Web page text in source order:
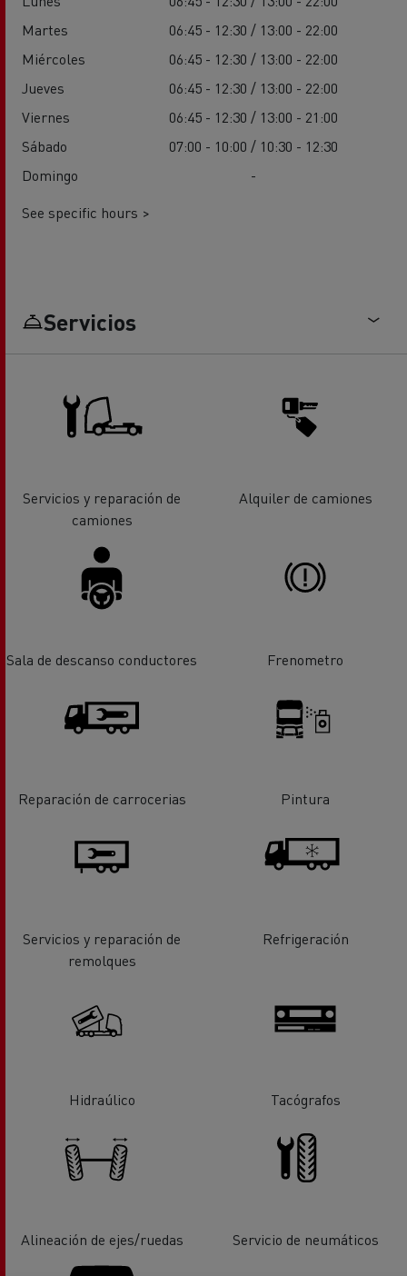
Martes
06:45 - 12:30 / 13:00 - 22:00
Miércoles
06:45 - 12:30 / 13:00 - 22:00
Jueves
06:45 - 12:30 / 13:00 - 22:00
Viernes
06:45 - 12:30 / 13:00 - 21:00
Sábado
07:00 - 10:00 / 10:30 - 12:30
Domingo
-
See specific hours >
Servicios
Servicios y reparación de
camiones
Alquiler de camiones
Sala de descanso conductores Frenometro
Reparación de carrocerias Pintura
Servicios y reparación de
remolques
Refrigeración
Hidraúlico Tacógrafos
Alineación de ejes/ruedas Servicio de neumáticos